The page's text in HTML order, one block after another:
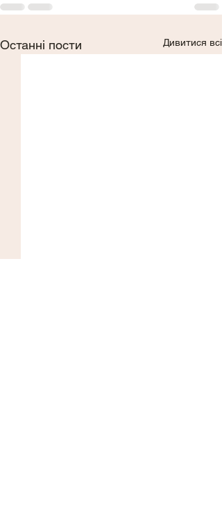
Останні пости Дивитися всі